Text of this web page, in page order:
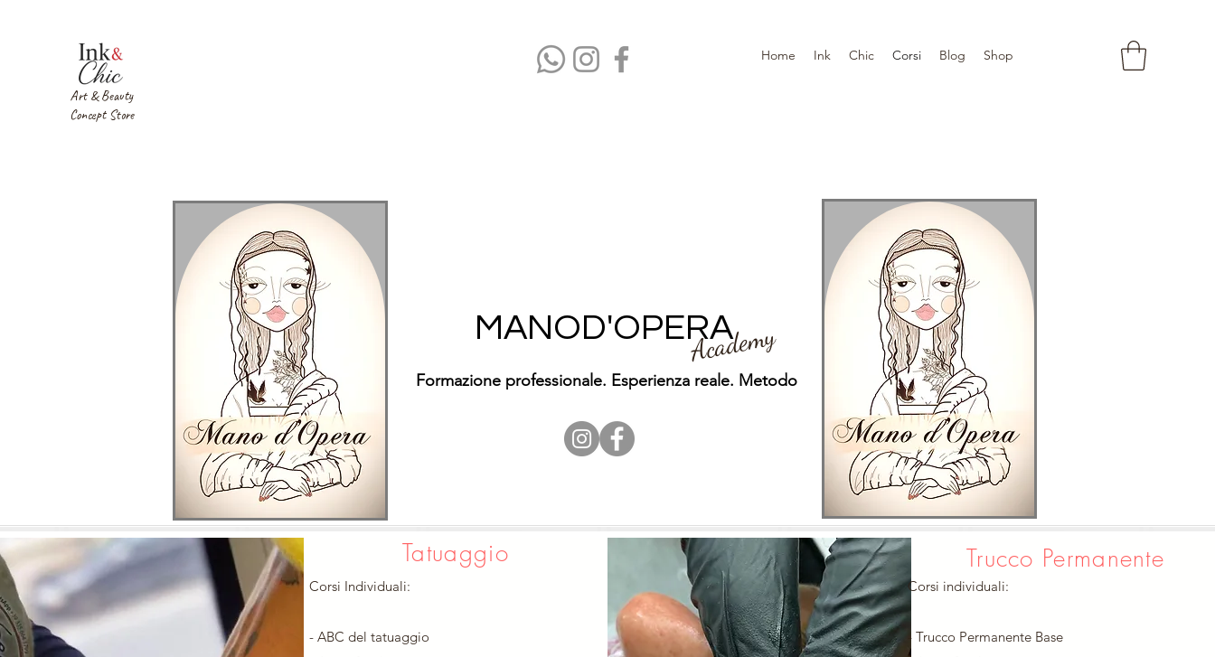
Art & Beauty
Concept Store
Home Ink Chic Corsi Blog Shop
MANOD'OPERA
Formazione professionale. Esperienza reale. Metodo
Academy
Tatuaggio
Corsi Individuali:
- ABC del tatuaggio
Trucco Permanente
Corsi individuali:
- Trucco Permanente Base